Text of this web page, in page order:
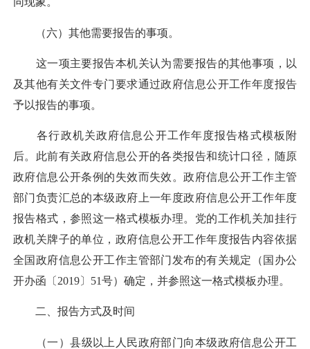
（六）其他需要报告的事项。
这一项主要报告本机关认为需要报告的其他事项，以
及其他有关文件专门要求通过政府信息公开工作年度报告
予以报告的事项。
各行政机关政府信息公开工作年度报告格式模板附
后。此前有关政府信息公开的各类报告和统计口径，随原
政府信息公开条例的失效而失效。政府信息公开工作主管
部门负责汇总的本级政府上一年度政府信息公开工作年度
报告格式，参照这一格式模板办理。党的工作机关加挂行
政机关牌子的单位，政府信息公开工作年度报告内容依据
全国政府信息公开工作主管部门发布的有关规定（国办公
开办函〔2019〕51号）确定，并参照这一格式模板办理。
二、报告方式及时间
（一）县级以上人民政府部门向本级政府信息公开工